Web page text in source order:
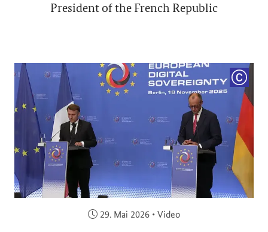
President of the French Republic
Veröffentlicht am:
29. Mai 2026 • Video